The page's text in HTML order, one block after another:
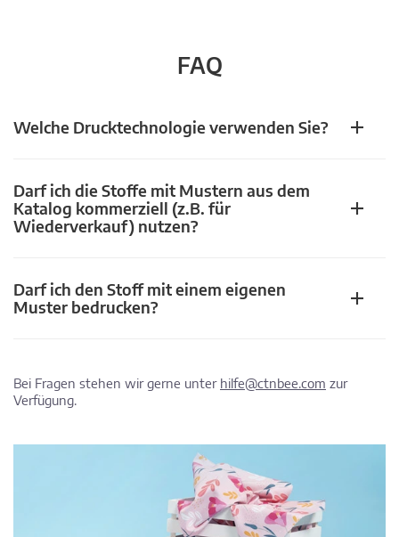
FAQ
Welche Drucktechnologie verwenden Sie?
Darf ich die Stoffe mit Mustern aus dem
Katalog kommerziell (z.B. für
Wiederverkauf) nutzen?
Darf ich den Stoff mit einem eigenen
Muster bedrucken?
Bei Fragen stehen wir gerne unter hilfe@ctnbee.com zur
Verfügung.